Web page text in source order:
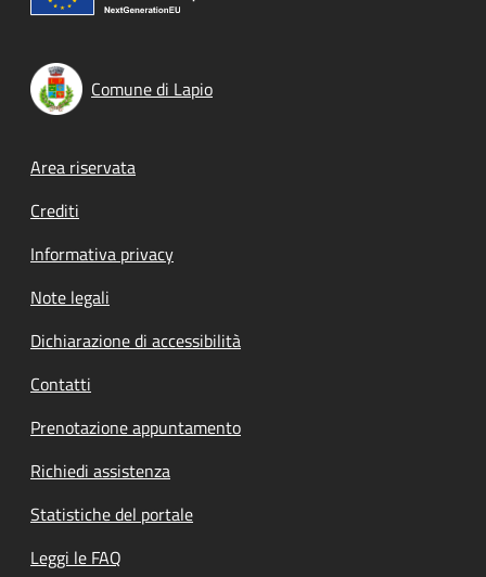
Comune di Lapio
Footer menu
Area riservata
Crediti
Informativa privacy
Note legali
Dichiarazione di accessibilità
Contatti
Prenotazione appuntamento
Richiedi assistenza
Statistiche del portale
Leggi le FAQ